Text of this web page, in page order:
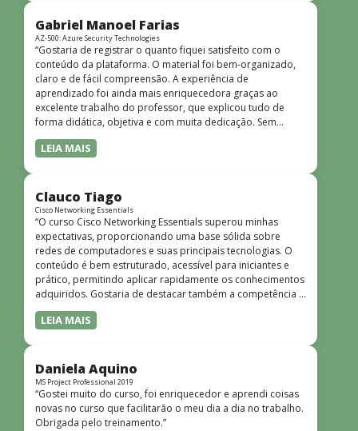
quem não tem uma bagagem técnica muito avançada.”
Gabriel Manoel Farias
AZ-500: Azure Security Technologies
“Gostaria de registrar o quanto fiquei satisfeito com o
conteúdo da plataforma. O material foi bem-organizado,
claro e de fácil compreensão. A experiência de
aprendizado foi ainda mais enriquecedora graças ao
excelente trabalho do professor, que explicou tudo de
forma didática, objetiva e com muita dedicação. Sem
dúvida, foi uma jornada de muito aprendizado!”
LEIA MAIS
Clauco Tiago
Cisco Networking Essentials
“O curso Cisco Networking Essentials superou minhas
expectativas, proporcionando uma base sólida sobre
redes de computadores e suas principais tecnologias. O
conteúdo é bem estruturado, acessível para iniciantes e
prático, permitindo aplicar rapidamente os conhecimentos
adquiridos. Gostaria de destacar também a competência e
o conhecimento técnico do instrutor Peterson, que
demonstrou total domínio do assunto e soube explicar
dinâmicas e envolventes. Recomendo o curso para todos
que desejam iniciar ou aprofundar seus conhecimentos em
redes!”
LEIA MAIS
Daniela Aquino
MS Project Professional 2019
“Gostei muito do curso, foi enriquecedor e aprendi coisas
novas no curso que facilitarão o meu dia a dia no trabalho.
Obrigada pelo treinamento.”